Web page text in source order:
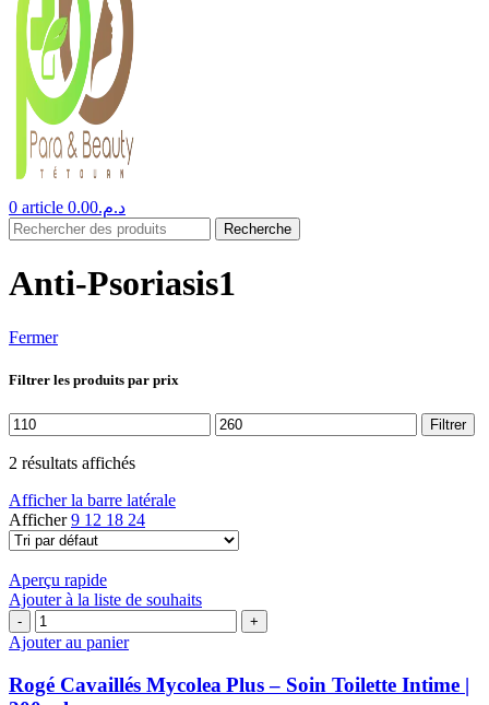
0 article د.م.0.00
Recherche
Anti-Psoriasis1
Fermer
Filtrer les produits par prix
Prix
min
Prix
max
Filtrer
2 résultats affichés
Afficher la barre latérale
Afficher9 12 18 24
Aperçu rapide
Ajouter à la liste de souhaits
quantité
de
Cavaillés
Mycolea Plus
Ajouter au panier
Rogé Cavaillés Mycolea Plus – Soin Toilette Intime |